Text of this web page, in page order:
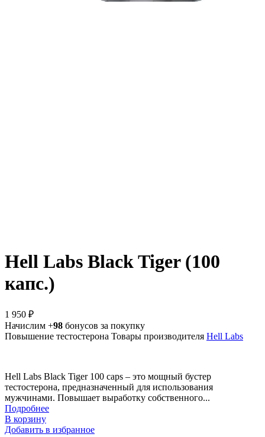
Hell Labs Black Tiger (100
капс.)
1 950 ₽
Начислим +98 бонусов за покупку
Повышение тестостерона Товары производителя Hell Labs
Hell Labs Black Tiger 100 caps – это мощный бустер
тестостерона, предназначенный для использования
мужчинами. Повышает выработку собственного...
Подробнее
В корзину
Добавить в избранное